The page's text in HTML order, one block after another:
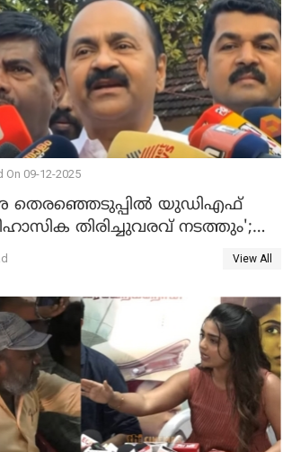
On 09-12-2025
തെരഞ്ഞെടുപ്പില്‍ യുഡിഎഫ്
തിരിച്ചുവരവ് നടത്തും';
WATCH VIDEO
View All